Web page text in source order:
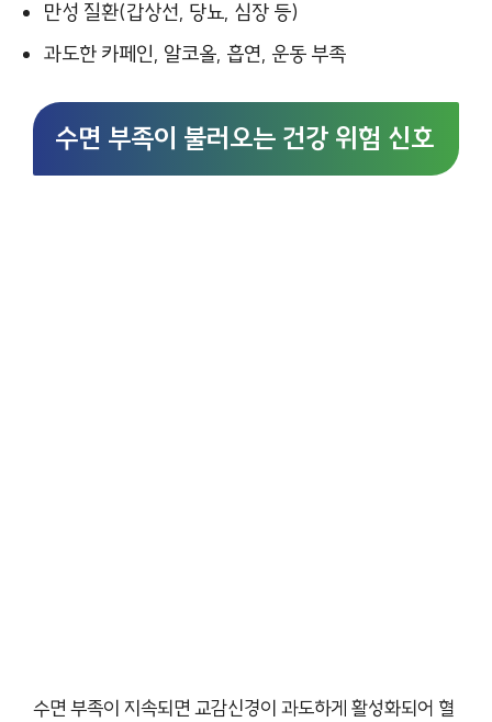
만성 질환(갑상선, 당뇨, 심장 등)
과도한 카페인, 알코올, 흡연, 운동 부족
수면 부족이 불러오는 건강 위험 신호
수면 부족이 지속되면 교감신경이 과도하게 활성화되어 혈